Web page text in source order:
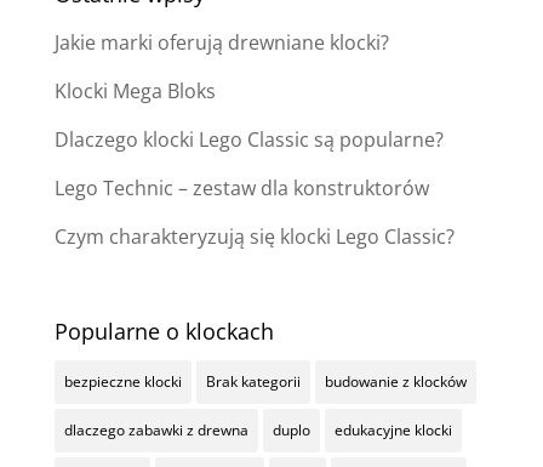
Jakie marki oferują drewniane klocki?
Klocki Mega Bloks
Dlaczego klocki Lego Classic są popularne?
Lego Technic – zestaw dla konstruktorów
Czym charakteryzują się klocki Lego Classic?
Popularne o klockach
bezpieczne klocki Brak kategorii budowanie z klocków
dlaczego zabawki z drewna duplo edukacyjne klocki